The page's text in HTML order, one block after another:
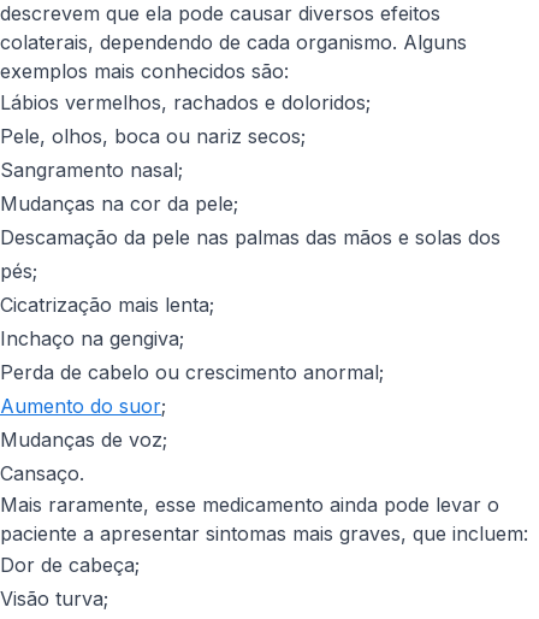
descrevem que ela pode causar diversos efeitos
colaterais, dependendo de cada organismo. Alguns
exemplos mais conhecidos são:
Lábios vermelhos, rachados e doloridos;
Pele, olhos, boca ou nariz secos;
Sangramento nasal;
Mudanças na cor da pele;
Descamação da pele nas palmas das mãos e solas dos
pés;
Cicatrização mais lenta;
Inchaço na gengiva;
Perda de cabelo ou crescimento anormal;
Aumento do suor;
Mudanças de voz;
Cansaço.
Mais raramente, esse medicamento ainda pode levar o
paciente a apresentar sintomas mais graves, que incluem:
Dor de cabeça;
Visão turva;